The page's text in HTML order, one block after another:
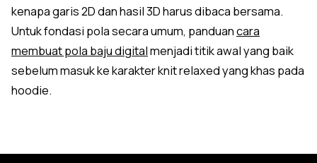
kenapa garis 2D dan hasil 3D harus dibaca bersama.
Untuk fondasi pola secara umum, panduancara
membuat pola baju digitalmenjadi titik awal yang baik
sebelum masuk ke karakter knit relaxed yang khas pada
hoodie.